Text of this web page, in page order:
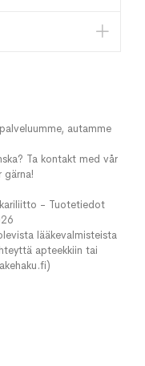
autamme
Ta kontakt med vår
gärna!
- Tuotetiedot
lääkevalmisteista
apteekkiin tai